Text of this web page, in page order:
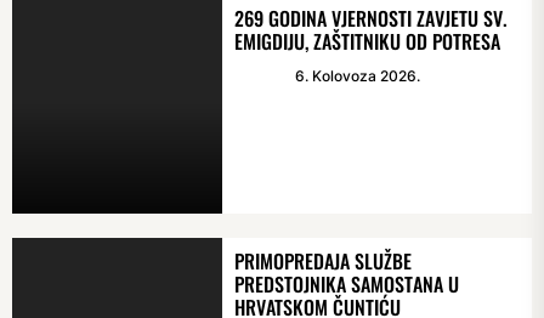
269 GODINA VJERNOSTI ZAVJETU SV.
EMIGDIJU, ZAŠTITNIKU OD POTRESA
6. Kolovoza 2026.
PRIMOPREDAJA SLUŽBE
PREDSTOJNIKA SAMOSTANA U
HRVATSKOM ČUNTIĆU